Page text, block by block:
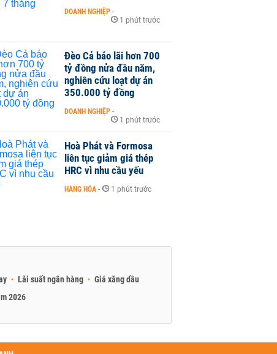
DOANH NGHIỆP -
1 phút trước
Đèo Cả báo lãi hơn 700
tỷ đồng nửa đầu năm,
nghiên cứu loạt dự án
350.000 tỷ đồng
DOANH NGHIỆP -
1 phút trước
Hoà Phát và Formosa
liên tục giảm giá thép
HRC vì nhu cầu yếu
HÀNG HÓA - 1 phút trước
Lãi suất ngân hàng
Giá xăng dầu
2026